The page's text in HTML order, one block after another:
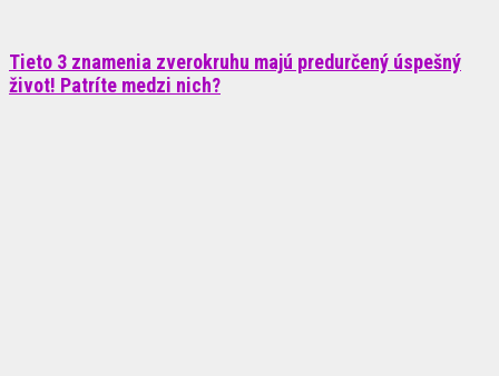
Tieto 3 znamenia zverokruhu majú predurčený úspešný
život! Patríte medzi nich?